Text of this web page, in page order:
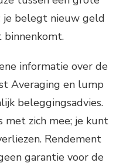
je belegt nieuw geld
informatie over de
Averaging en lump
beleggingsadvies.
met zich mee; je kunt
Rendement
garantie voor de